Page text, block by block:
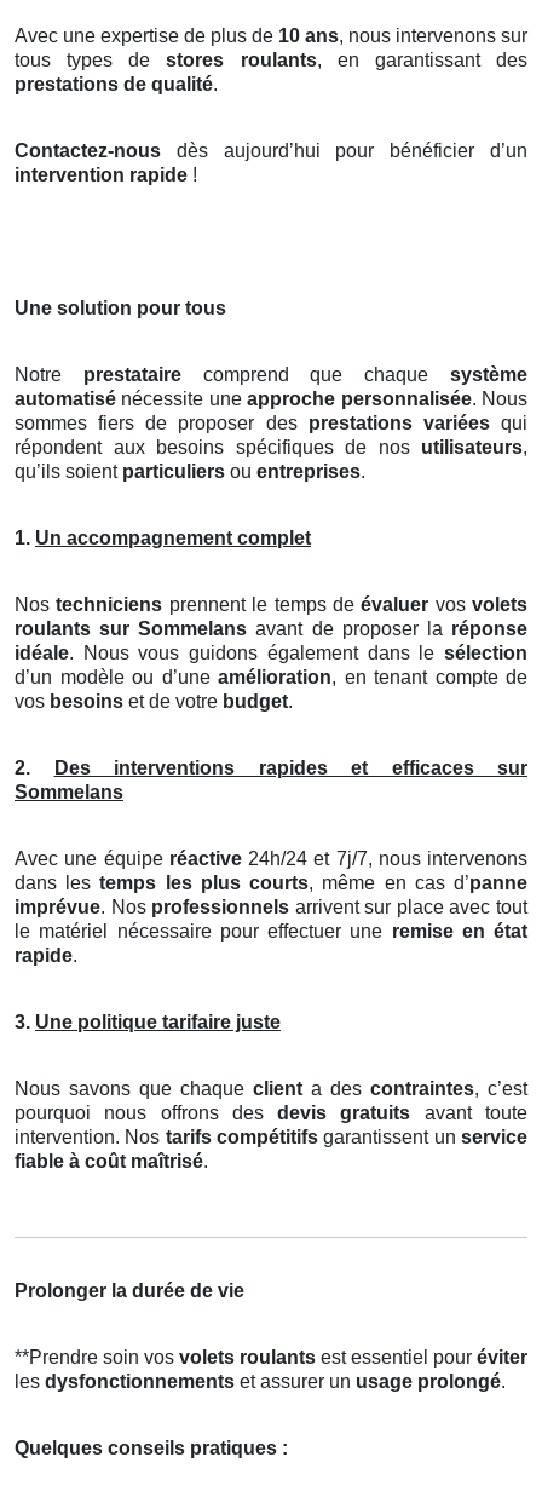
Avec une expertise de plus de 10 ans, nous intervenons sur
tous types destores roulants, en garantissant des
prestations de qualité.
Contactez-nous dès aujourd’hui pour bénéficier d’un
intervention rapide !
Une solution pour tous
Notre prestatairecomprend que chaquesystème
automatisé nécessite uneapproche personnalisée. Nous
sommes fiers de proposer des prestations variéesqui
répondent aux besoins spécifiques de nos utilisateurs,
qu’ils soient particuliers ou entreprises.
1. Un accompagnement complet
Nostechniciens prennent le temps deévaluer vos volets
roulants sur Sommelansavant de proposer la réponse
idéale. Nous vous guidons également dans le sélection
d’un modèle ou d’une amélioration, en tenant compte de
vos besoins et de votre budget.
2.
Des interventions rapides et efficaces sur
Sommelans
Avec une équipe réactive24h/24 et 7j/7, nous intervenons
dans lestemps les plus courts, même en cas d’panne
imprévue. Nos professionnels arrivent sur place avec tout
le matériel nécessaire pour effectuer une remise en état
rapide.
3. Une politique tarifaire juste
Nous savons que chaque client a des contraintes, c’est
pourquoi nous offrons desdevis gratuits avant toute
intervention. Nos tarifs compétitifs garantissent unservice
fiable à coût maîtrisé.
Prolonger la durée de vie
**Prendre soin vos volets roulants est essentiel pour éviter
les dysfonctionnements et assurer un usage prolongé.
Quelques conseils pratiques :